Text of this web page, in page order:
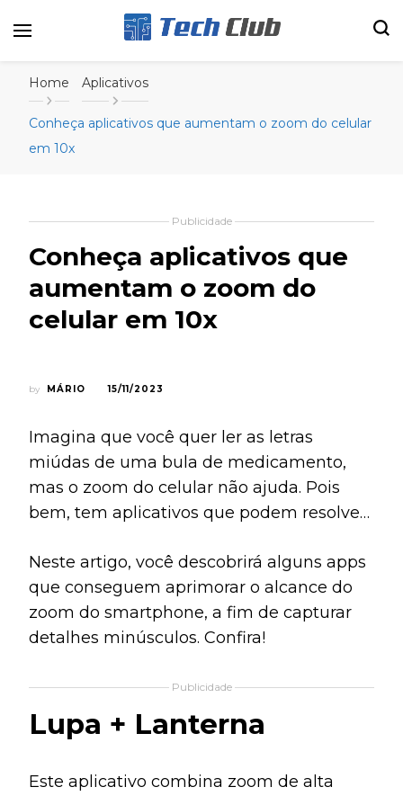
Canal Tech
Home
Aplicativos
Conheça aplicativos que aumentam o zoom do celular
em 10x
Publicidade
Conheça aplicativos que
aumentam o zoom do
celular em 10x
by MÁRIO 15/11/2023
Imagina que você quer ler as letras
miúdas de uma bula de medicamento,
mas o zoom do celular não ajuda. Pois
bem, tem aplicativos que podem resolver
Neste artigo, você descobrirá alguns apps
que conseguem aprimorar o alcance do
zoom do smartphone, a fim de capturar
detalhes minúsculos. Confira!
Publicidade
Lupa + Lanterna
Este aplicativo combina zoom de alta